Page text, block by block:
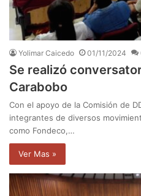
Yolimar Caicedo 01/11/2024
Se realizó
Carabobo
Con el apoyo de la Comisión de
integrantes de diversos
como Fondeco,…
Ver Mas »